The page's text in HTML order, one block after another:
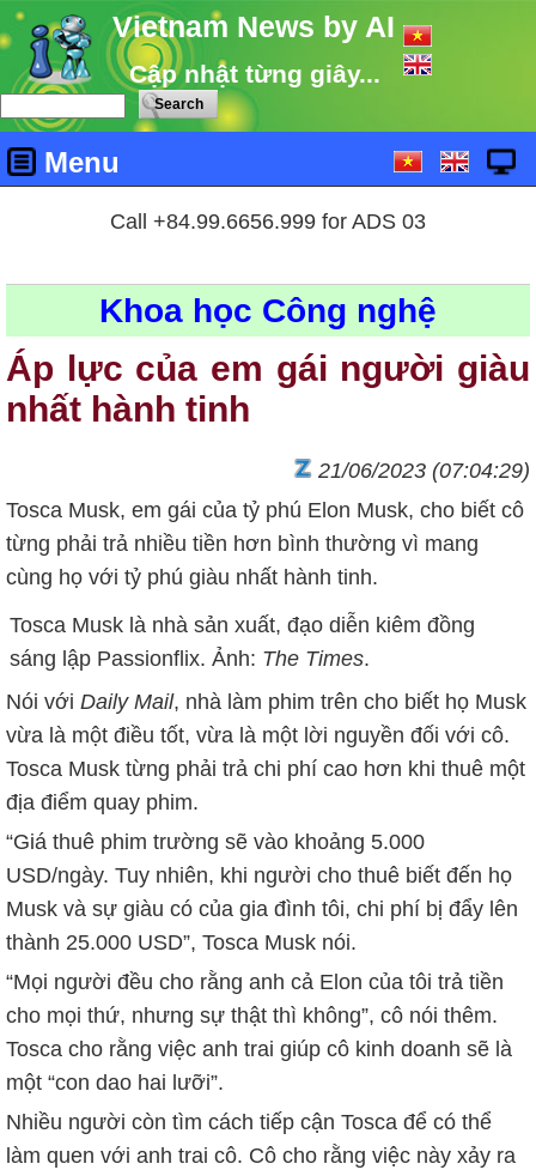
Vietnam News by AI
Cập nhật từng giây...
Menu
Call +84.99.6656.999 for ADS 03
Khoa học Công nghệ
Áp lực của em gái người giàu
nhất hành tinh
21/06/2023 (07:04:29)
Tosca Musk, em gái của tỷ phú Elon Musk, cho biết cô
từng phải trả nhiều tiền hơn bình thường vì mang
cùng họ với tỷ phú giàu nhất hành tinh.
Tosca Musk là nhà sản xuất, đạo diễn kiêm đồng
sáng lập Passionflix. Ảnh: The Times.
Nói với Daily Mail, nhà làm phim trên cho biết họ Musk
vừa là một điều tốt, vừa là một lời nguyền đối với cô.
Tosca Musk từng phải trả chi phí cao hơn khi thuê một
địa điểm quay phim.
“Giá thuê phim trường sẽ vào khoảng 5.000
USD/ngày. Tuy nhiên, khi người cho thuê biết đến họ
Musk và sự giàu có của gia đình tôi, chi phí bị đẩy lên
thành 25.000 USD”, Tosca Musk nói.
“Mọi người đều cho rằng anh cả Elon của tôi trả tiền
cho mọi thứ, nhưng sự thật thì không”, cô nói thêm.
Tosca cho rằng việc anh trai giúp cô kinh doanh sẽ là
một “con dao hai lưỡi”.
Nhiều người còn tìm cách tiếp cận Tosca để có thể
làm quen với anh trai cô. Cô cho rằng việc này xảy ra